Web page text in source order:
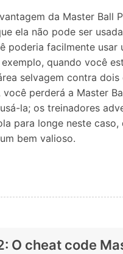
da Master Ball
ela não pode ser
poderia facilmente usar
quando você
selvagem contra dois
você perderá a Master
la; os treinadores
para longe neste caso,
bem valioso.
O cheat code